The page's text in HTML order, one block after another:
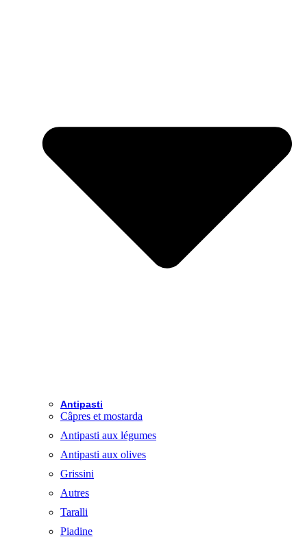
Antipasti
Câpres et mostarda
Antipasti aux légumes
Antipasti aux olives
Grissini
Autres
Taralli
Piadine